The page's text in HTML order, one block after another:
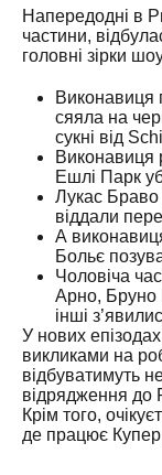
Напередодні в
частини,
головні зірки
Виконавиця
сяяла на
сукні від
Виконавиця
Ешлі Парк
Лукас Браво
віддали
А
Больє
Чоловіча
Арно, Бруно
інші
У нових
викликами на
відбуватимуть
відрядження до
Крім того,
де працює